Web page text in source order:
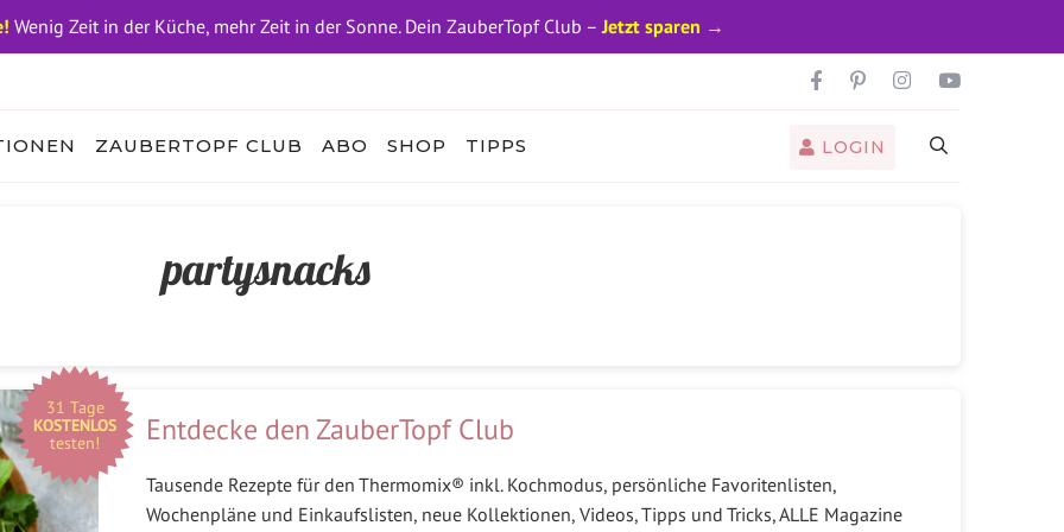
ZAUBERTOPF CLUB ABO SHOP TIPPS LOGIN
partysnacks
31 Tage
KOSTENLOS
testen!
Entdecke den ZauberTopf Club
Tausende Rezepte für den Thermomix® inkl. Kochmodus, persönliche Favoritenlisten,
Wochenpläne und Einkaufslisten, neue Kollektionen, Videos, Tipps und Tricks, ALLE Magazine
Wenig Zeit in der Küche, mehr Zeit in der Sonne. Dein ZauberTopf Club –Jetzt sparen →